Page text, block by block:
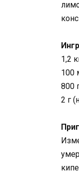
1,2
100
800
2 г